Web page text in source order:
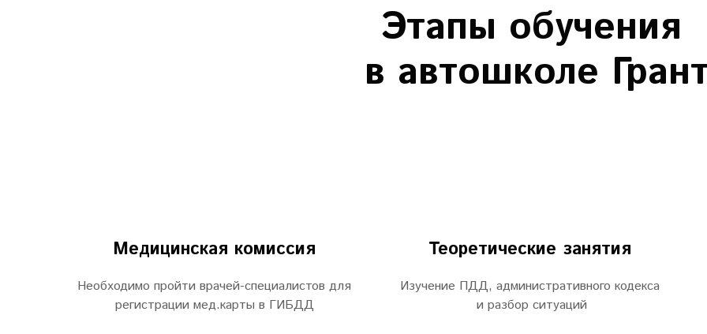
Этапы обучения
в автошколе
Медицинская комиссия
Необходимо пройти врачей-специалистов для
регистрации мед.карты в ГИБДД
Теоретические занятия
Изучение ПДД, административного кодекса
и разбор ситуаций